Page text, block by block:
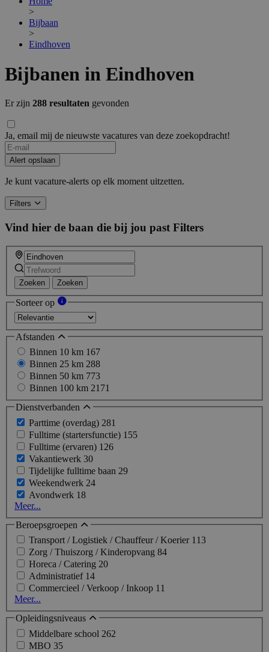
>
Bijbaan
>
Eindhoven
Bijbanen in Eindhoven
Er zijn 288 resultaten gevonden
Ja, email mij de nieuwste vacatures van deze zoekopdracht!
Alert opslaan
Je kunt vacature-alerts op elk moment uitzetten.
Filters
Vind hier de baan die bij jou past Filters
Zoeken Zoeken
Sorteer op
Afstanden
Binnen 10 km 167
Binnen 25 km 288
Binnen 50 km 773
Binnen 100 km 2171
Dienstverbanden
Parttime (overdag) 281
Fulltime (startersfunctie) 155
Fulltime (ervaren) 126
Vakantiewerk 30
Tijdelijke fulltime baan 29
Weekendwerk 24
Avondwerk 18
Meer...
Beroepsgroepen
Transport / Logistiek / Chauffeur / Koerier 113
Zorg / Thuiszorg / Kinderopvang 84
Horeca / Catering 20
Administratief 14
Commercieel / Verkoop / Inkoop 11
Meer...
Opleidingsniveaus
Middelbare school 262
MBO 35